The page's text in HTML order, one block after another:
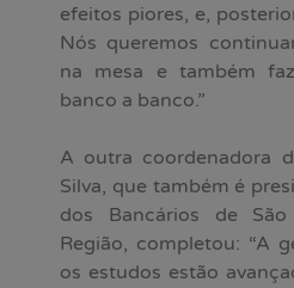
efeitos piores, e,
Nós queremos
na mesa e também
banco a banco.”
A outra coordenadora
Silva, que também é
dos Bancários de
Região, completou: “A
os estudos estão